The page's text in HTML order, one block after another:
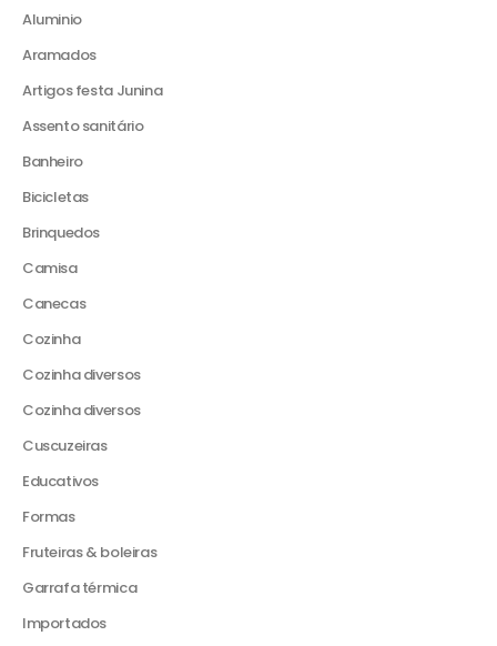
Aluminio
Aramados
Artigos festa Junina
Assento sanitário
Banheiro
Bicicletas
Brinquedos
Camisa
Canecas
Cozinha
Cozinha diversos
Cozinha diversos
Cuscuzeiras
Educativos
Formas
Fruteiras & boleiras
Garrafa térmica
Importados